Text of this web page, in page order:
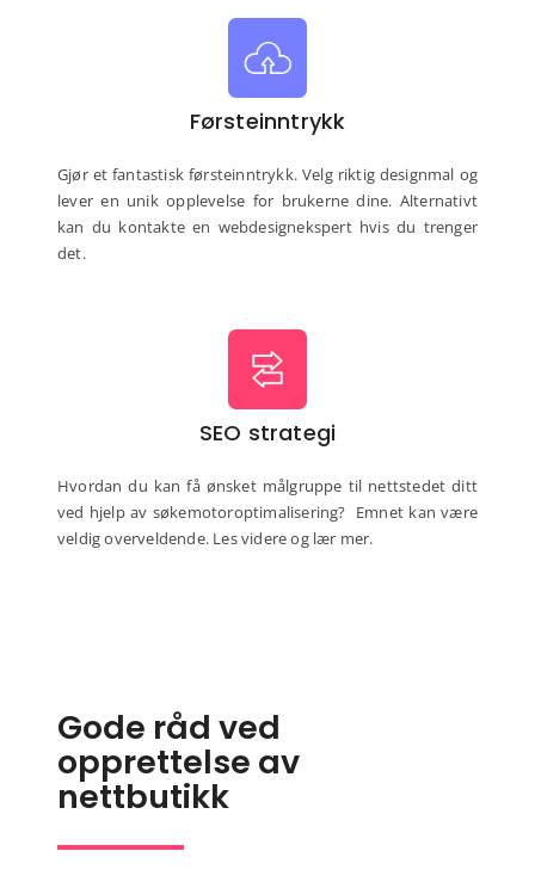
Førsteinntrykk
Gjør et fantastisk førsteinntrykk. Velg riktig designmal og
lever en unik opplevelse for brukerne dine. Alternativt
kan du kontakte en webdesignekspert hvis du trenger
det.
SEO strategi
Hvordan du kan få ønsket målgruppe til nettstedet ditt
ved hjelp av søkemotoroptimalisering? Emnet kan være
veldig overveldende. Les videre og lær mer.
Gode råd ved
opprettelse av
nettbutikk